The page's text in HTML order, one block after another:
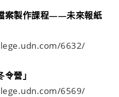
案製作課程——未來報紙
6632/
營」
6569/